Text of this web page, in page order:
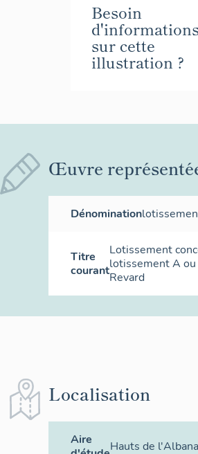
Besoin
sur cette
illustration ?
Œuvre
Dénomination
Titre
courant
Lotissement
lotissement A
Revard
Localisation
Aire
Hauts de